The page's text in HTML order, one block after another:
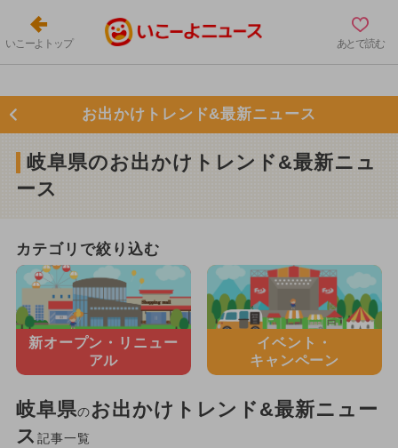
いこーよトップ あとで読む
お出かけトレンド&最新ニュース
岐阜県のお出かけトレンド&最新ニュ
ース
カテゴリで絞り込む
新オープン・ リニュー
アル
イベント・
キャンペーン
岐阜県のお出かけトレンド&最新ニュー
ス 記事一覧